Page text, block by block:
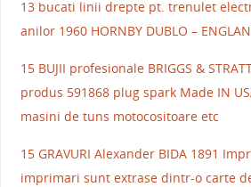
13 bucati linii drepte pt. trenulet
anilor 1960 HORNBY DUBLO –
15 BUJII profesionale BRIGGS &
produs 591868 plug spark Made IN
masini de tuns motocositoare etc
15 GRAVURI Alexander BIDA 1891
imprimari sunt extrase dintr-o carte